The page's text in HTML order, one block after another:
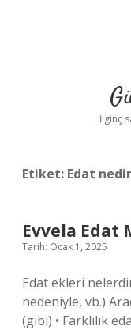
İlginç
Etiket: Edat
Evvela Edat
Tarih: Ocak 1, 2025
Edat ekleri
nedeniyle, vb.)
(gibi) • Farklılık